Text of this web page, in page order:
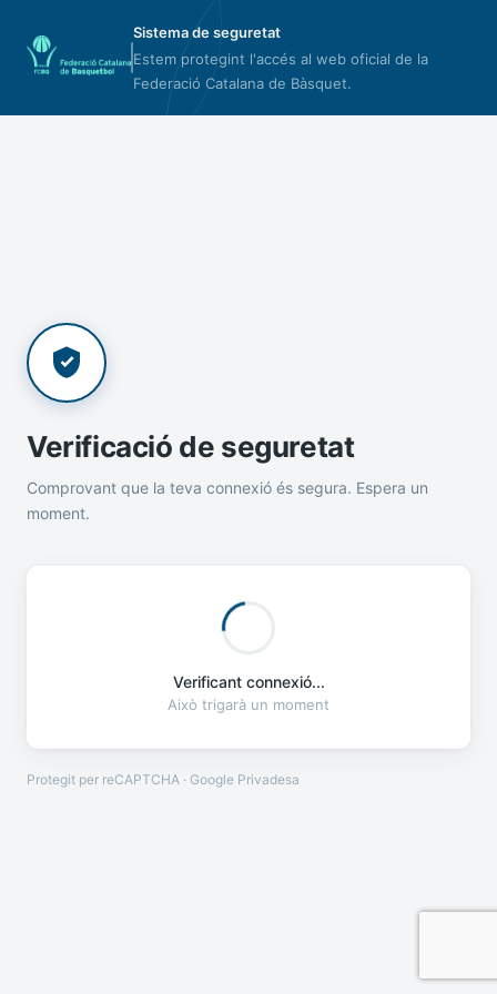
Sistema de seguretat
Estem protegint l'accés al web oficial de la
Federació Catalana de Bàsquet.
Verificació de seguretat
Comprovant que la teva connexió és segura. Espera un
moment.
Verificant connexió...
Això trigarà un moment
Protegit per reCAPTCHA · Google Privadesa